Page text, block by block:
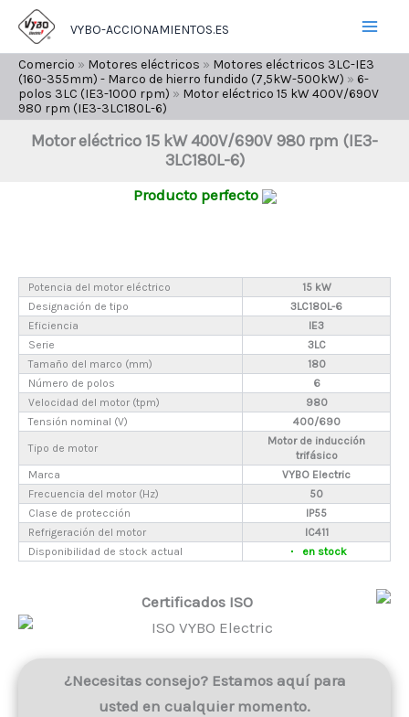
contenido
VYBO-ACCIONAMIENTOS.ES
Comercio » Motores eléctricos » Motores eléctricos 3LC-IE3
(160-355mm) - Marco de hierro fundido (7,5kW-500kW) » 6-
polos 3LC (IE3-1000 rpm) » Motor eléctrico 15 kW 400V/690V
980 rpm (IE3-3LC180L-6)
Motor eléctrico 15 kW 400V/690V 980 rpm (IE3-
3LC180L-6)
Producto perfecto
Potencia del motor eléctrico
15 kW
Designación de tipo
3LC180L-6
Eficiencia
IE3
Serie
3LC
Tamaño del marco (mm)
180
Número de polos
6
Velocidad del motor (tpm)
980
Tensión nominal (V)
400/690
Tipo de motor
Motor de inducción
trifásico
Marca
VYBO Electric
Frecuencia del motor (Hz)
50
Clase de protección
IP55
Refrigeración del motor
IC411
Disponibilidad de stock actual
en stock
Certificados ISO
¿Necesitas consejo? Estamos aquí para
usted en cualquier momento.